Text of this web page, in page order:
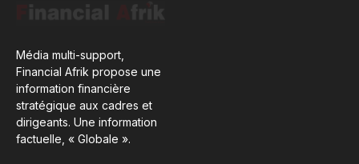
Média multi-support,
Financial Afrik propose une
information financière
stratégique aux cadres et
dirigeants. Une information
factuelle, « Globale ».